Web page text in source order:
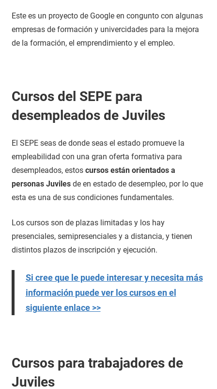
Este es un proyecto de Google en congunto con algunas
empresas de formación y univercidades para la mejora
de la formación, el emprendimiento y el empleo.
Cursos del SEPE para
desempleados de Juviles
El SEPE seas de donde seas el estado promueve la
empleabilidad con una gran oferta formativa para
desempleados, estos cursos están orientados a
personas Juviles de en estado de desempleo, por lo que
esta es una de sus condiciones fundamentales.
Los cursos son de plazas limitadas y los hay
presenciales, semipresenciales y a distancia, y tienen
distintos plazos de inscripción y ejecución.
Si cree que le puede interesar y necesita más
información puede ver los cursos en el
siguiente enlace >>
Cursos para trabajadores de
Juviles